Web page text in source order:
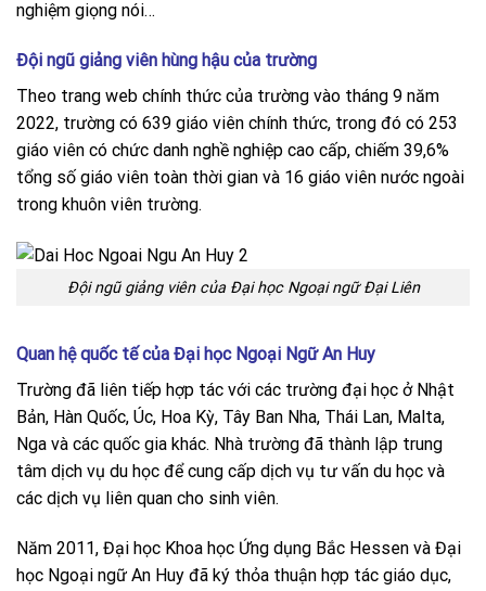
nghiệm giọng nói…
Đội ngũ giảng viên hùng hậu của trường
Theo trang web chính thức của trường vào tháng 9 năm
2022, trường có 639 giáo viên chính thức, trong đó có 253
giáo viên có chức danh nghề nghiệp cao cấp, chiếm 39,6%
tổng số giáo viên toàn thời gian và 16 giáo viên nước ngoài
trong khuôn viên trường.
Đội ngũ giảng viên của Đại học Ngoại ngữ Đại Liên
Quan hệ quốc tế của Đại học Ngoại Ngữ An Huy
Trường đã liên tiếp hợp tác với các trường đại học ở Nhật
Bản, Hàn Quốc, Úc, Hoa Kỳ, Tây Ban Nha, Thái Lan, Malta,
Nga và các quốc gia khác. Nhà trường đã thành lập trung
tâm dịch vụ du học để cung cấp dịch vụ tư vấn du học và
các dịch vụ liên quan cho sinh viên.
Năm 2011, Đại học Khoa học Ứng dụng Bắc Hessen và Đại
học Ngoại ngữ An Huy đã ký thỏa thuận hợp tác giáo dục,